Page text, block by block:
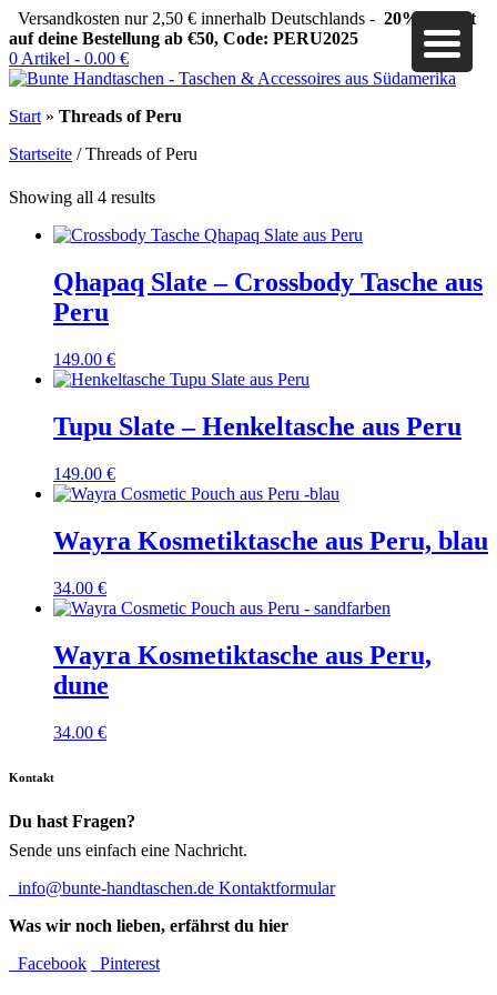
Versandkosten nur 2,50 € innerhalb Deutschlands - 20% Rabatt
auf deine Bestellung ab €50, Code: PERU2025
0 Artikel - 0.00 €
Start » Threads of Peru
Startseite / Threads of Peru
Showing all 4 results
Qhapaq Slate – Crossbody Tasche aus
Peru
149.00 €
Tupu Slate – Henkeltasche aus Peru
149.00 €
Wayra Kosmetiktasche aus Peru, blau
34.00 €
Wayra Kosmetiktasche aus Peru,
dune
34.00 €
Kontakt
Du hast Fragen?
Sende uns einfach eine Nachricht.
info@bunte-handtaschen.de Kontaktformular
Was wir noch lieben, erfährst du hier
Facebook
Pinterest